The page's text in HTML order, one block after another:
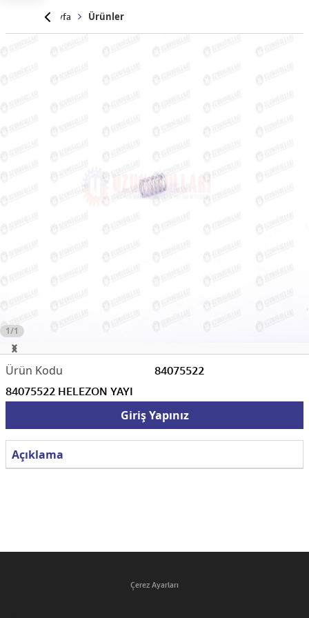
Anasayfa Ürünler
1/1
84075522
84075522 HELEZON YAYI
Giriş Yapınız
Açıklama
Çerez Ayarları